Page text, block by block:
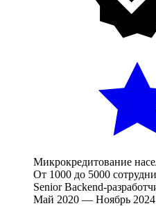
Микрокредитование
От 1000 до 5000
Senior Backend-
Май 2020 — Ноябрь 2024